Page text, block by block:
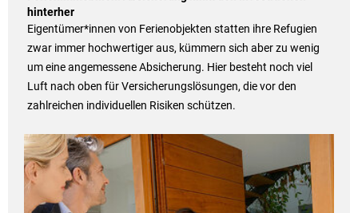
hinterher
Eigentümer*innen von Ferienobjekten statten ihre Refugien
zwar immer hochwertiger aus, kümmern sich aber zu wenig
um eine angemessene Absicherung. Hier besteht noch viel
Luft nach oben für Versicherungslösungen, die vor den
zahlreichen individuellen Risiken schützen.